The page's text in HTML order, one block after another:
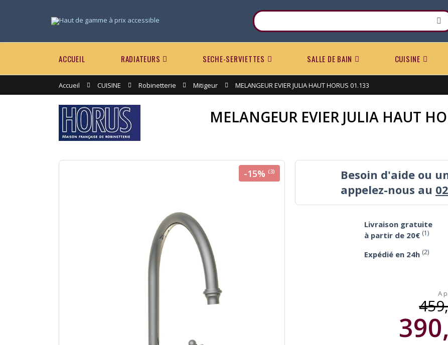
ACCUEIL RADIATEURS SECHE-SERVIETTES SALLE DE BAIN CUISINE
Accueil CUISINE Robinetterie Mitigeur MELANGEUR EVIER JULIA HAUT HORUS 01.133
MELANGEUR EVIER JULIA HAUT
-15% (3) Besoin d'aide ou
appelez-nous au
Livraison gratuite
à partir de 20€ (1)
Expédié en 24h (2)
A